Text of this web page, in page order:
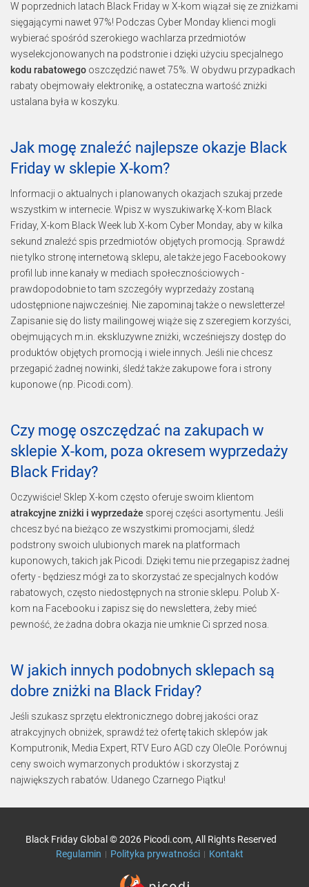
W poprzednich latach Black Friday w X-kom wiązał się ze zniżkami
sięgającymi nawet 97%! Podczas Cyber Monday klienci mogli
wybierać spośród szerokiego wachlarza przedmiotów
wyselekcjonowanych na podstronie i dzięki użyciu specjalnego
kodu rabatowego oszczędzić nawet 75%. W obydwu przypadkach
rabaty obejmowały elektronikę, a ostateczna wartość zniżki
ustalana była w koszyku.
Jak mogę znaleźć najlepsze okazje Black
Friday w sklepie X-kom?
Informacji o aktualnych i planowanych okazjach szukaj przede
wszystkim w internecie. Wpisz w wyszukiwarkę X-kom Black
Friday, X-kom Black Week lub X-kom Cyber Monday, aby w kilka
sekund znaleźć spis przedmiotów objętych promocją. Sprawdź
nie tylko stronę internetową sklepu, ale także jego Facebookowy
profil lub inne kanały w mediach społecznościowych -
prawdopodobnie to tam szczegóły wyprzedaży zostaną
udostępnione najwcześniej. Nie zapominaj także o newsletterze!
Zapisanie się do listy mailingowej wiąże się z szeregiem korzyści,
obejmujących m.in. ekskluzywne zniżki, wcześniejszy dostęp do
produktów objętych promocją i wiele innych. Jeśli nie chcesz
przegapić żadnej nowinki, śledź także zakupowe fora i strony
kuponowe (np. Picodi.com).
Czy mogę oszczędzać na zakupach w
sklepie X-kom, poza okresem wyprzedaży
Black Friday?
Oczywiście! Sklep X-kom często oferuje swoim klientom
atrakcyjne zniżki i wyprzedaże sporej części asortymentu. Jeśli
chcesz być na bieżąco ze wszystkimi promocjami, śledź
podstrony swoich ulubionych marek na platformach
kuponowych, takich jak Picodi. Dzięki temu nie przegapisz żadnej
oferty - będziesz mógł za to skorzystać ze specjalnych kodów
rabatowych, często niedostępnych na stronie sklepu. Polub X-
kom na Facebooku i zapisz się do newslettera, żeby mieć
pewność, że żadna dobra okazja nie umknie Ci sprzed nosa.
W jakich innych podobnych sklepach są
dobre zniżki na Black Friday?
Jeśli szukasz sprzętu elektronicznego dobrej jakości oraz
atrakcyjnych obniżek, sprawdź też ofertę takich sklepów jak
Komputronik, Media Expert, RTV Euro AGD czy OleOle. Porównuj
ceny swoich wymarzonych produktów i skorzystaj z
największych rabatów. Udanego Czarnego Piątku!
Black Friday Global © 2026 Picodi.com, All Rights Reserved
Regulamin
Polityka prywatności Kontakt